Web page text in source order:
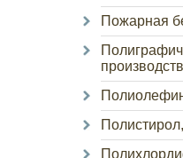
Пожарная